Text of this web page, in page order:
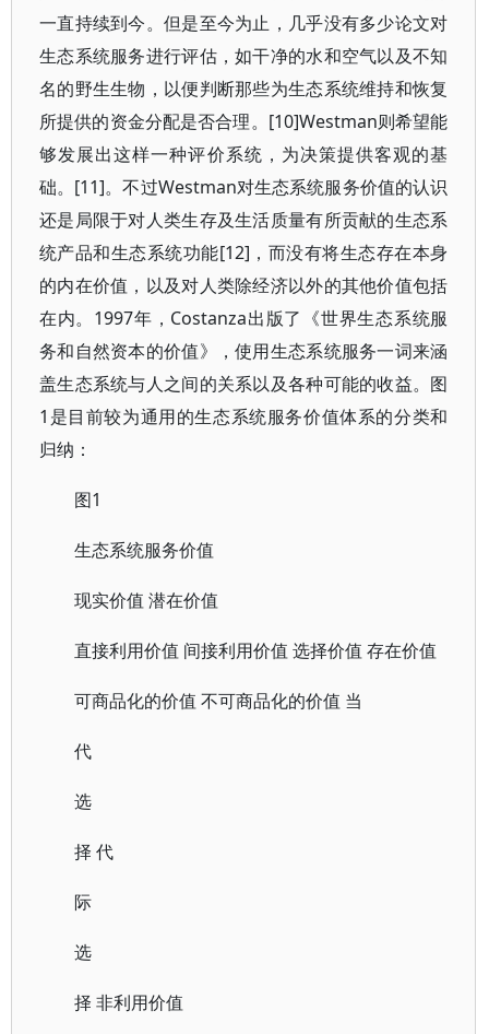
一直持续到今。但是至今为止，几乎没有多少论文对
生态系统服务进行评估，如干净的水和空气以及不知
名的野生生物，以便判断那些为生态系统维持和恢复
所提供的资金分配是否合理。[10]Westman则希望能
够发展出这样一种评价系统，为决策提供客观的基
础。[11]。不过Westman对生态系统服务价值的认识
还是局限于对人类生存及生活质量有所贡献的生态系
统产品和生态系统功能[12]，而没有将生态存在本身
的内在价值，以及对人类除经济以外的其他价值包括
在内。1997年，Costanza出版了《世界生态系统服
务和自然资本的价值》，使用生态系统服务一词来涵
盖生态系统与人之间的关系以及各种可能的收益。图
1是目前较为通用的生态系统服务价值体系的分类和
归纳：
图1
生态系统服务价值
现实价值 潜在价值
直接利用价值 间接利用价值 选择价值 存在价值
可商品化的价值 不可商品化的价值 当
代
选
择 代
际
选
择 非利用价值